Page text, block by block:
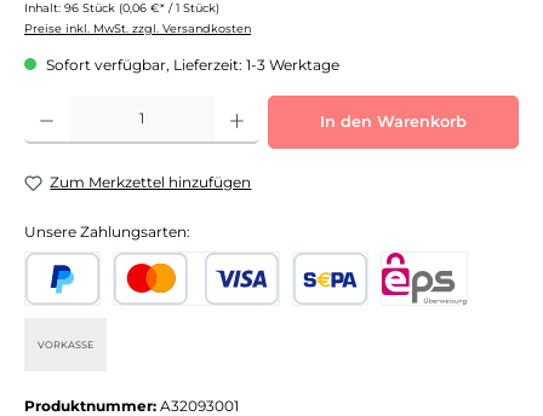
Inhalt: 96 Stück (0,06 €* / 1 Stück)
Preise inkl. MwSt. zzgl. Versandkosten
Sofort verfügbar, Lieferzeit: 1-3 Werktage
Produkt Anzahl: Gib den gewünschten Wert ein oder benutze die Schaltflächen um
In den Warenkorb
Zum Merkzettel hinzufügen
Unsere Zahlungsarten:
VORKASSE
Produktnummer: A32093001